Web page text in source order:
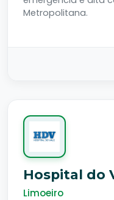
Metropolitana.
Hospital do
Limoeiro